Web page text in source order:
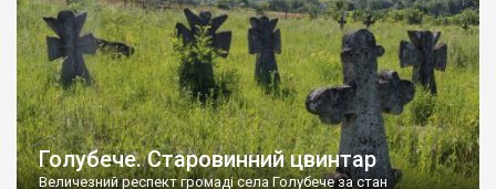
Голубече. Старовинний цвинтар
Величезний респект громаді села Голубече за стан